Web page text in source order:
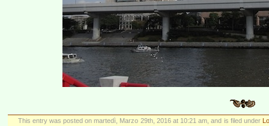
This entry was posted on martedì, Marzo 29th, 2016 at 10:21 am, and is filed under